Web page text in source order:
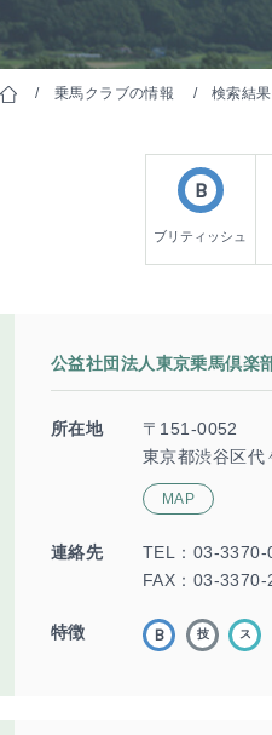
乗馬クラブの情報 検索結果
ブリティッシュ
公益社団法人東京乗馬倶楽
所在地
〒151-0052
東京都渋谷区代
MAP
連絡先 TEL： 03-3370-
FAX：03-3370-
特徴